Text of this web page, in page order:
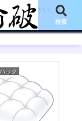
ご覧ください。】
ック
検索